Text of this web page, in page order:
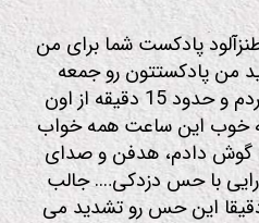
پادکست شما برای من
من پادکستتون رو جمعه
ساعت 2 نیمه شب دانلود کردم و حدود 15 دقیقه از اون
خوب این ساعت همه خواب
گوش دادم، هدفن و صدای
با حس دزدکی…. جالب
این حس رو تشدید می